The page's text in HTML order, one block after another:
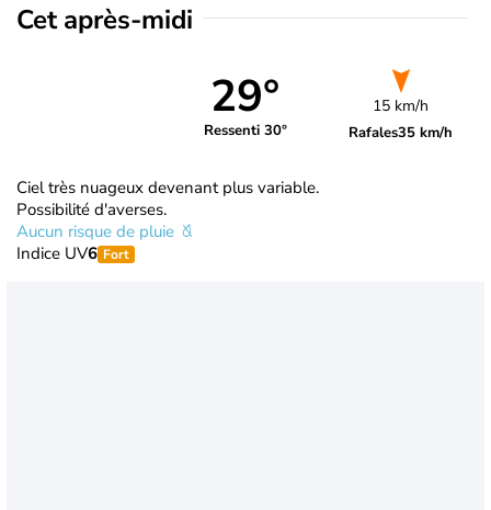
Cet après-midi
29°
Ressenti 30°
15 km/h
Rafales35 km/h
Ciel très nuageux devenant plus variable.
Possibilité d'averses.
Aucun risque de pluie
Indice UV6 Fort